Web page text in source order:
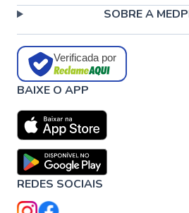
SOBRE A
Verificada por
BAIXE O APP
REDES SOCIAIS